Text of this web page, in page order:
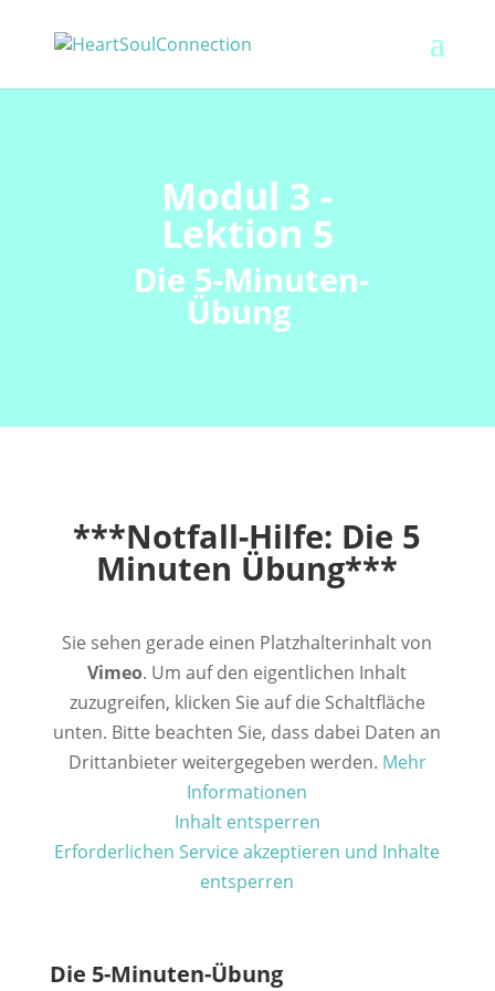
Modul 3 -
Lektion 5
Die 5-Minuten-
Übung
***Notfall-Hilfe: Die 5
Minuten Übung***
Sie sehen gerade einen Platzhalterinhalt von
Vimeo. Um auf den eigentlichen Inhalt
zuzugreifen, klicken Sie auf die Schaltfläche
unten. Bitte beachten Sie, dass dabei Daten an
Drittanbieter weitergegeben werden. Mehr
Informationen
Inhalt entsperren
Erforderlichen Service akzeptieren und Inhalte
entsperren
Die 5-Minuten-Übung